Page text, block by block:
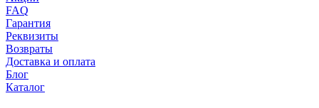
FAQ
Гарантия
Реквизиты
Возвраты
Доставка и оплата
Блог
Каталог